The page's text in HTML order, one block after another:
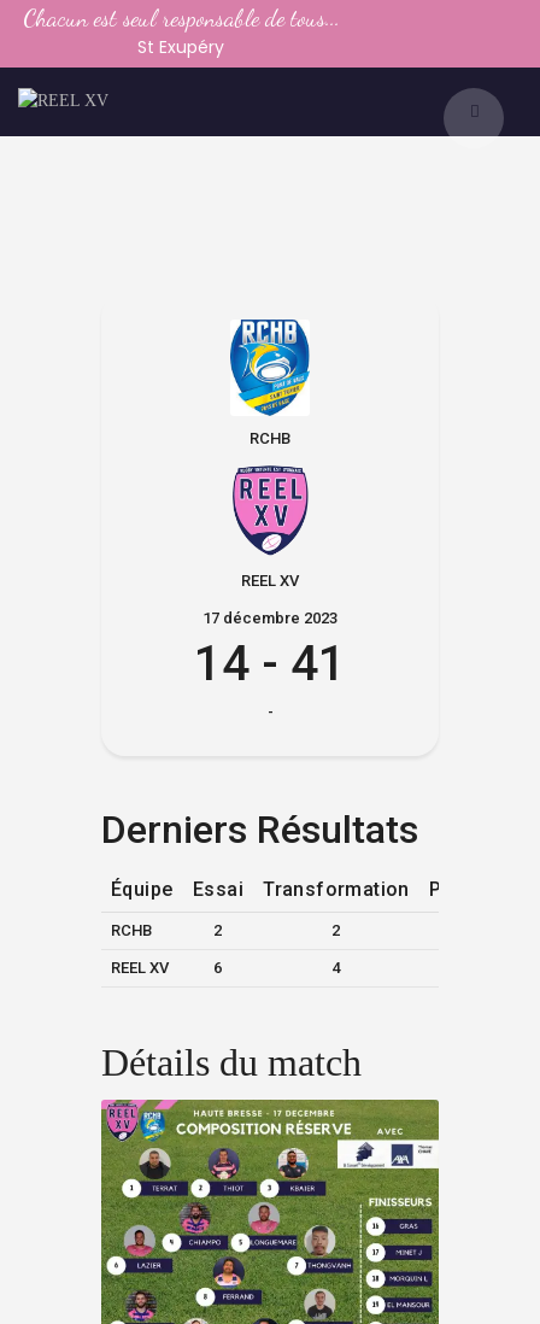
Chacun est seul responsable de tous...
St Exupéry
LE CLUB
LA VIE DU CLUB
CATEGORIES
RCHB
REEL XV
17 décembre 2023
14 - 41
-
Derniers Résultats
Équipe Essai Transformation Pénalité
RCHB 2 2
REEL XV 6 4
Détails du match